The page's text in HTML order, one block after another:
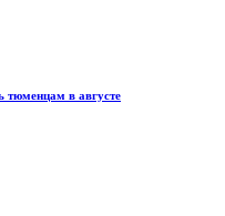
тюменцам в августе